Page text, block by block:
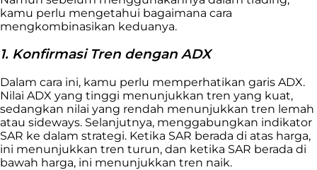
kamu perlu mengetahui bagaimana cara
mengkombinasikan keduanya.
1. Konfirmasi Tren dengan ADX
Dalam cara ini, kamu perlu memperhatikan garis ADX.
Nilai ADX yang tinggi menunjukkan tren yang kuat,
sedangkan nilai yang rendah menunjukkan tren lemah
atau sideways. Selanjutnya, menggabungkan indikator
SAR ke dalam strategi. Ketika SAR berada di atas harga,
ini menunjukkan tren turun, dan ketika SAR berada di
bawah harga, ini menunjukkan tren naik.